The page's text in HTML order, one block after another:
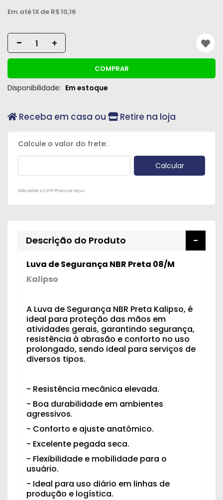
Em até1X de R$10,16
- +
COMPRAR
Disponibilidade: Em estoque
Receba em casa ou Retire na loja
Não sabe o CEP? Procure aqui
Descrição do Produto
Luva de Segurança NBR Preta 08/M
Kalipso
A Luva de Segurança NBR Preta Kalipso, é
ideal para proteção das mãos em
atividades gerais, garantindo segurança,
resistência à abrasão e conforto no uso
prolongado, sendo ideal para serviços de
diversos tipos.
- Resistência mecânica elevada.
- Boa durabilidade em ambientes
agressivos.
- Conforto e ajuste anatômico.
- Excelente pegada seca.
- Flexibilidade e mobilidade para o
usuário.
- Ideal para uso diário em linhas de
produção e logística.